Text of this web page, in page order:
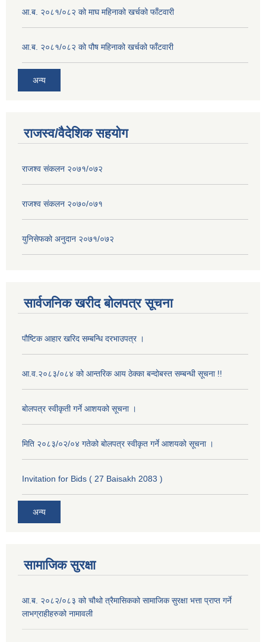
आ.ब. २०८१/०८२ को माघ महिनाको खर्चको फाँटवारी
आ.ब. २०८१/०८२ को पौष महिनाको खर्चको फाँटवारी
अन्य
राजस्व/वैदेशिक सहयोग
राजश्व संकलन २०७१/०७२
राजश्व संकलन २०७०/०७१
युनिसेफको अनुदान २०७१/०७२
सार्वजनिक खरीद बोलपत्र सूचना
पौष्टिक आहार खरिद सम्बन्धि दरभाउपत्र ।
आ.व.२०८३/०८४ को आन्तरिक आय ठेक्का बन्दोबस्त सम्बन्धी सूचना !!
बोलपत्र स्वीकृती गर्ने आशयको सूचना ।
मिति २०८३/०२/०४ गतेको बोलपत्र स्वीकृत गर्ने आशयको सूचना ।
Invitation for Bids ( 27 Baisakh 2083 )
अन्य
सामाजिक सुरक्षा
आ.ब. २०८२/०८३ को चौथो त्रैमासिकको सामाजिक सुरक्षा भत्ता प्राप्त गर्ने
लाभग्राहीहरुको नामावली